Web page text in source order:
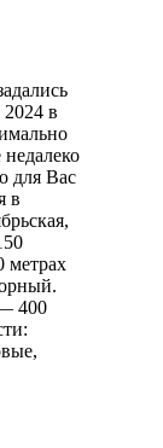
в
для Вас
в
метрах
400